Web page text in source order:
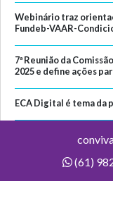
Webinário traz
Fundeb-VAAR-
7ª Reunião da
2025 e define ações
ECA Digital é tema da
(61)